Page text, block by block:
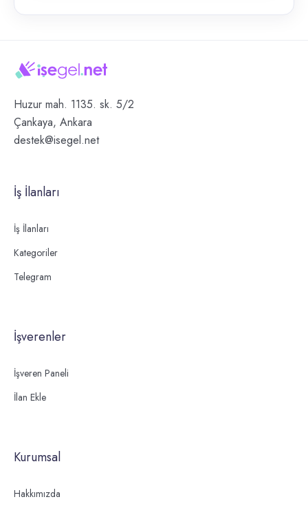
Huzur mah. 1135. sk. 5/2
Çankaya, Ankara
destek@isegel.net
İş İlanları
İş İlanları
Kategoriler
Telegram
İşverenler
İşveren Paneli
İlan Ekle
Kurumsal
Hakkımızda